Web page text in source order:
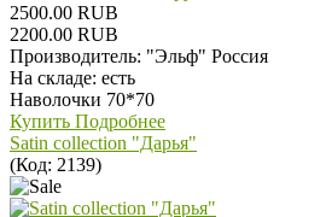
2500.00 RUB
2200.00 RUB
Производитель: "Эльф" Россия
На складе: есть
Наволочки 70*70
Купить Подробнее
Satin collection "Дарья"
(Код: 2139)